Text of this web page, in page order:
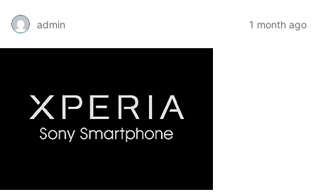
admin 1 month ago